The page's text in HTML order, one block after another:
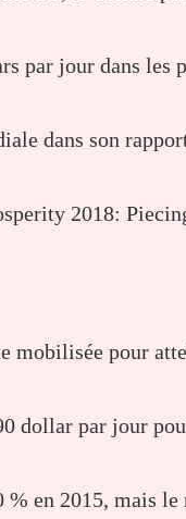
par jour dans les
dans son
2018:
mobilisée pour
dollar par jour
en 2015, mais